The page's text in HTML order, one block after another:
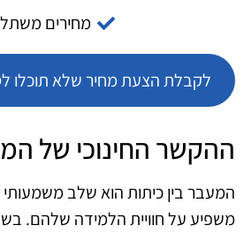
מחירים
לקבלת הצעת מחיר שלא תוכלו
ההקשר החינוכי של
המעבר בין כיתות הוא שלב